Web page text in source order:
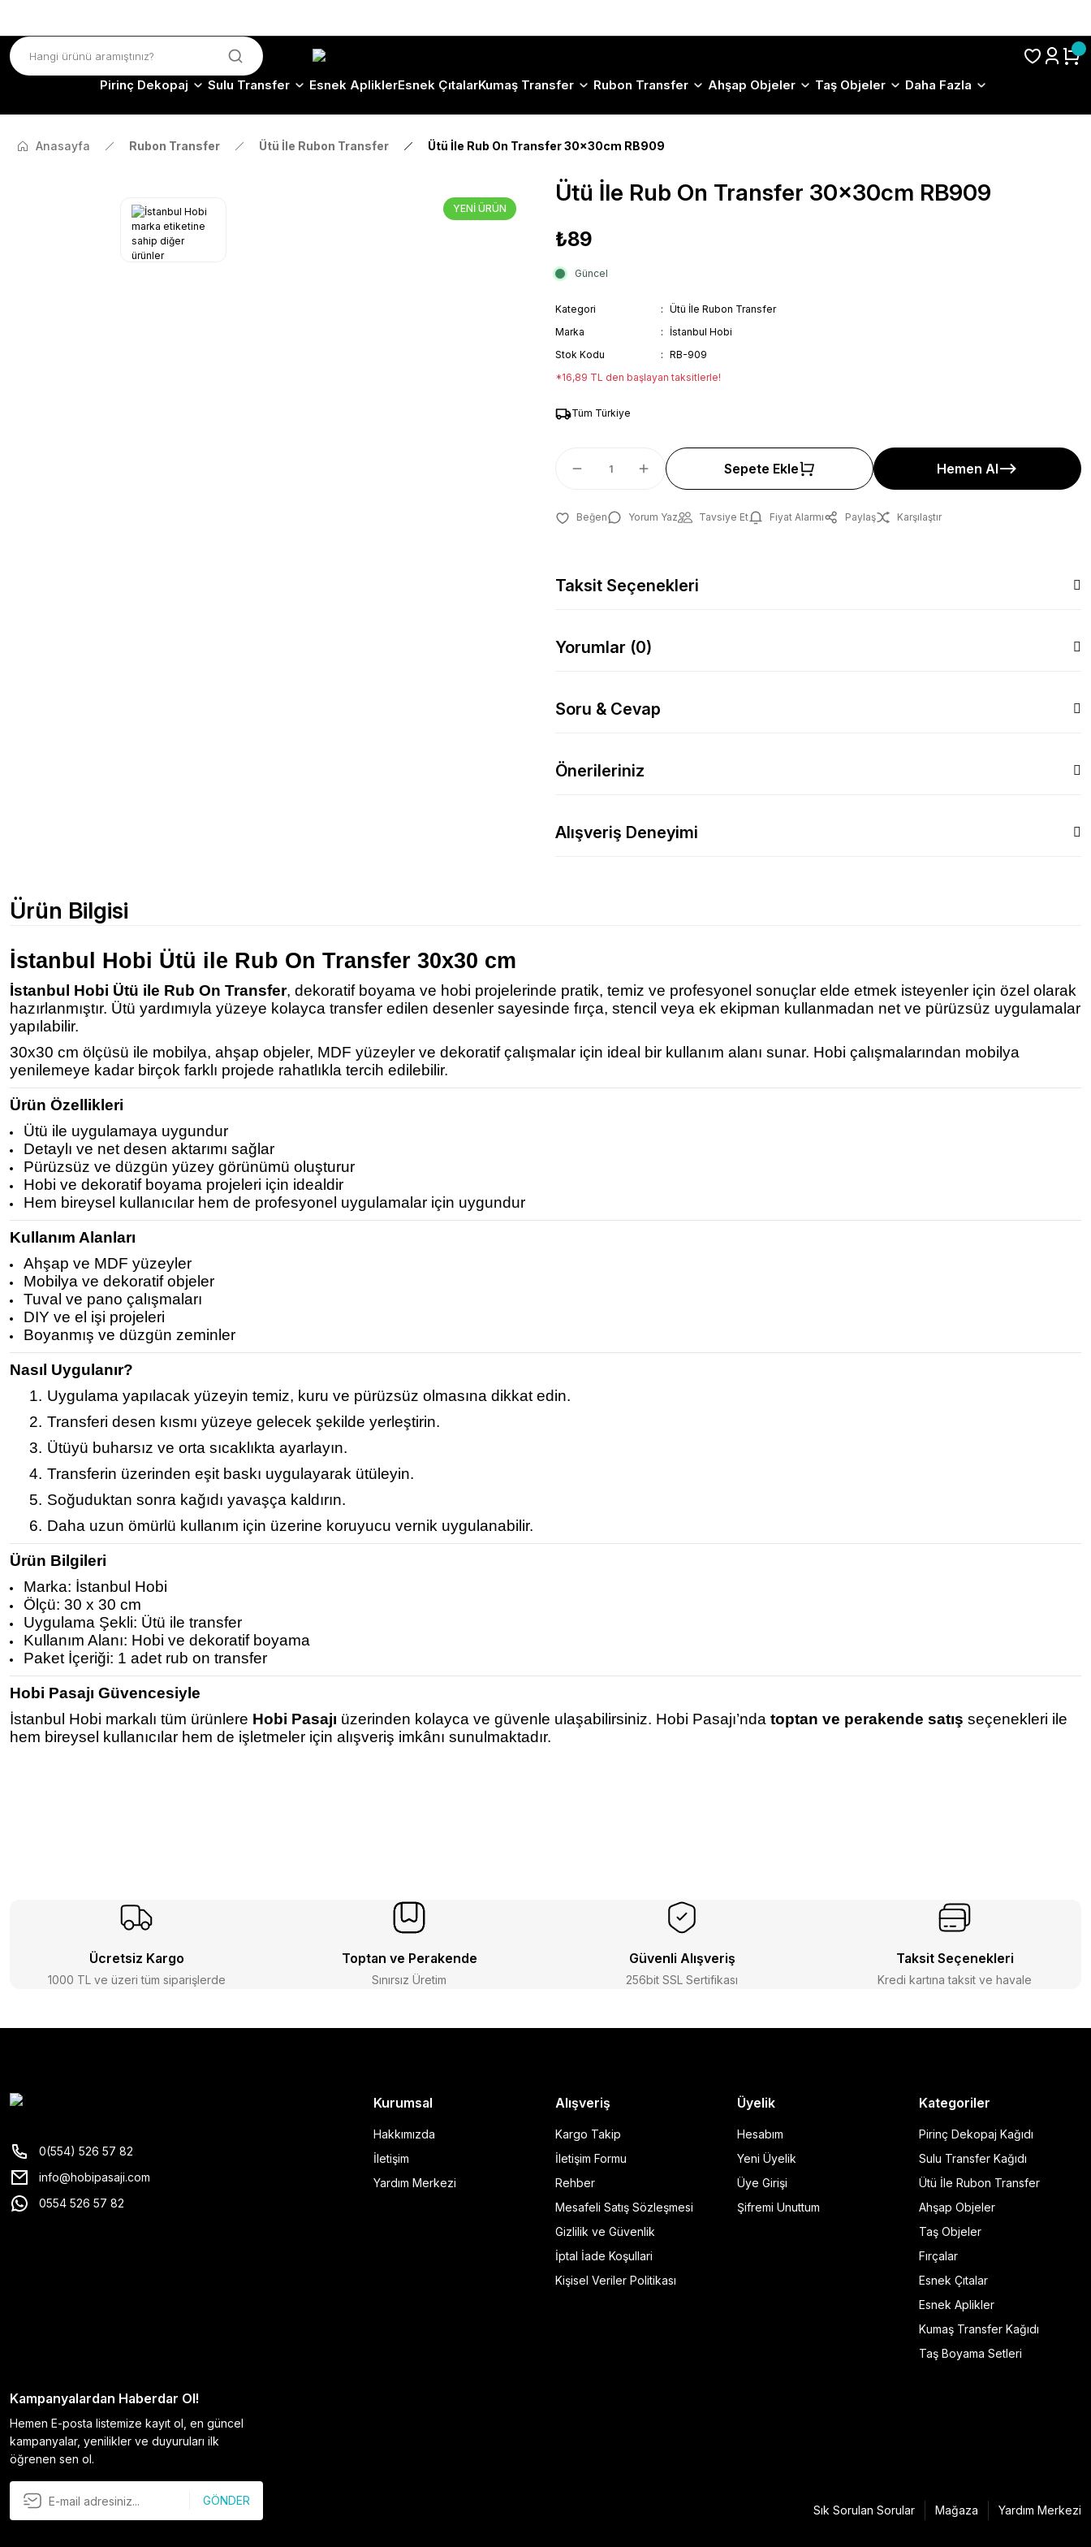
Pirinç Dekopaj Sulu Transfer Esnek ApliklerEsnek ÇıtalarKumaş Transfer Rubon Transfer Ahşap Objeler Taş Objeler Daha Fazla
Anasayfa Rubon Transfer Ütü İle Rubon Transfer Ütü İle Rub On Transfer 30x30cm RB909
YENİ ÜRÜN
Ütü İle Rub On Transfer 30x30cm RB909
₺89
Güncel
Kategori
Ütü İle Rubon Transfer
Marka
İstanbul Hobi
Stok Kodu
RB-909
*16,89 TL den başlayan taksitlerle!
Tüm Türkiye
Sepete Ekle Hemen Al
Yorum Yaz Tavsiye Et Fiyat Alarmı Paylaş Karşılaştır
Taksit Seçenekleri
Yorumlar (0)
Soru & Cevap
Önerileriniz
Alışveriş Deneyimi
Ürün Bilgisi
İstanbul Hobi Ütü ile Rub On Transfer 30x30 cm
İstanbul Hobi Ütü ile Rub On Transfer, dekoratif boyama ve hobi projelerinde pratik, temiz ve profesyonel sonuçlar elde etmek isteyenler için özel olarak
hazırlanmıştır. Ütü yardımıyla yüzeye kolayca transfer edilen desenler sayesinde fırça, stencil veya ek ekipman kullanmadan net ve pürüzsüz uygulamalar
yapılabilir.
30x30 cm ölçüsü ile mobilya, ahşap objeler, MDF yüzeyler ve dekoratif çalışmalar için ideal bir kullanım alanı sunar. Hobi çalışmalarından mobilya
yenilemeye kadar birçok farklı projede rahatlıkla tercih edilebilir.
Ürün Özellikleri
Ütü ile uygulamaya uygundur
Detaylı ve net desen aktarımı sağlar
Pürüzsüz ve düzgün yüzey görünümü oluşturur
Hobi ve dekoratif boyama projeleri için idealdir
Hem bireysel kullanıcılar hem de profesyonel uygulamalar için uygundur
Kullanım Alanları
Ahşap ve MDF yüzeyler
Mobilya ve dekoratif objeler
Tuval ve pano çalışmaları
DIY ve el işi projeleri
Boyanmış ve düzgün zeminler
Nasıl Uygulanır?
1. Uygulama yapılacak yüzeyin temiz, kuru ve pürüzsüz olmasına dikkat edin.
2. Transferi desen kısmı yüzeye gelecek şekilde yerleştirin.
3. Ütüyü buharsız ve orta sıcaklıkta ayarlayın.
4. Transferin üzerinden eşit baskı uygulayarak ütüleyin.
5. Soğuduktan sonra kağıdı yavaşça kaldırın.
6. Daha uzun ömürlü kullanım için üzerine koruyucu vernik uygulanabilir.
Ürün Bilgileri
Marka: İstanbul Hobi
Ölçü: 30 x 30 cm
Uygulama Şekli: Ütü ile transfer
Kullanım Alanı: Hobi ve dekoratif boyama
Paket İçeriği: 1 adet rub on transfer
Hobi Pasajı Güvencesiyle
İstanbul Hobi markalı tüm ürünlere Hobi Pasajı üzerinden kolayca ve güvenle ulaşabilirsiniz. Hobi Pasajı’nda toptan ve perakende satış seçenekleri ile
hem bireysel kullanıcılar hem de işletmeler için alışveriş imkânı sunulmaktadır.
Ücretsiz Kargo
1000 TL ve üzeri tüm siparişlerde
Toptan ve Perakende
Sınırsız Üretim
Güvenli Alışveriş
256bit SSL Sertifikası
Taksit Seçenekleri
Kredi kartına taksit ve havale
0(554) 526 57 82
info@hobipasaji.com
0554 526 57 82
Kurumsal
Hakkımızda
İletişim
Yardım Merkezi
Alışveriş
Kargo Takip
İletişim Formu
Rehber
Mesafeli Satış Sözleşmesi
Gizlilik ve Güvenlik
İptal İade Koşullari
Kişisel Veriler Politikası
Üyelik
Hesabım
Yeni Üyelik
Üye Girişi
Şifremi Unuttum
Kategoriler
Pirinç Dekopaj Kağıdı
Sulu Transfer Kağıdı
Ütü İle Rubon Transfer
Ahşap Objeler
Taş Objeler
Fırçalar
Esnek Çıtalar
Esnek Aplikler
Kumaş Transfer Kağıdı
Taş Boyama Setleri
Kampanyalardan Haberdar Ol!
Hemen E-posta listemize kayıt ol, en güncel
kampanyalar, yenilikler ve duyuruları ilk
öğrenen sen ol.
GÖNDER
Sık Sorulan Sorular Mağaza Yardım Merkezi